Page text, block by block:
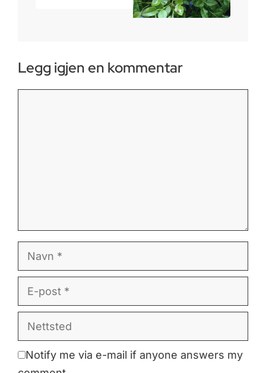
Legg igjen en kommentar
post
Notify me via e-mail if anyone answers my